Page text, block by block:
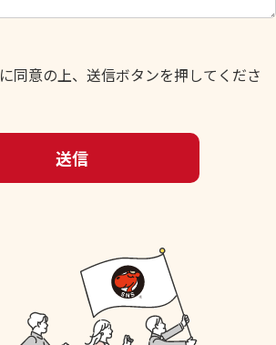
に同意の上、送信ボタンを押してくださ